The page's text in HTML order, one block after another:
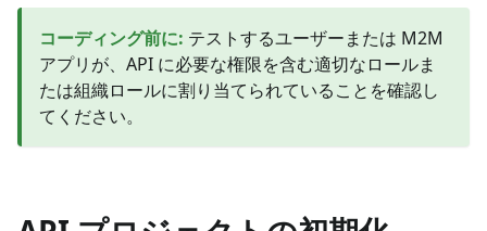
コーディング前に: テストするユーザーまたは M2M
アプリが、API に必要な権限を含む適切なロールま
たは組織ロールに割り当てられていることを確認し
てください。